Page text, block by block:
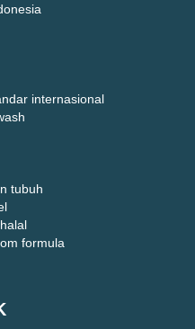
internasional
tubuh
formula